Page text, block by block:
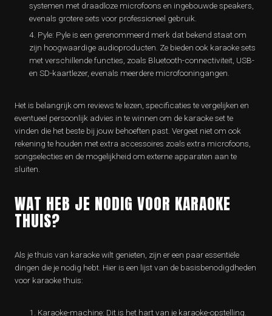
systemen met draadloze microfoons en ingebouwde speakers,
evenals grotere sets voor professioneel gebruik.
Pyle: Pyle is een gerenommeerd merk dat bekend staat om
zijn hoogwaardige audioproducten. Ze bieden ook karaoke sets
met verschillende functies, zoals Bluetooth-connectiviteit, USB-
en SD-kaartlezer, evenals meerdere microfooningangen.
Het is belangrijk om reviews te lezen, specificaties te vergelijken en
eventueel persoonlijk advies in te winnen om de karaoke set te
vinden die het beste bij jouw behoeften past. Vergeet niet om ook
rekening te houden met extra accessoires zoals extra microfoons,
songselecties en de mogelijkheid om externe apparaten aan te
sluiten.
WAT HEB JE NODIG VOOR KARAOKE
THUIS?
Als je thuis van karaoke wilt genieten, zijn er een paar essentiële
dingen die je nodig hebt. Hier is een lijst van de basisbenodigdheden
voor karaoke thuis:
Karaoke-machine: Dit is het hart van je karaoke-opstelling.